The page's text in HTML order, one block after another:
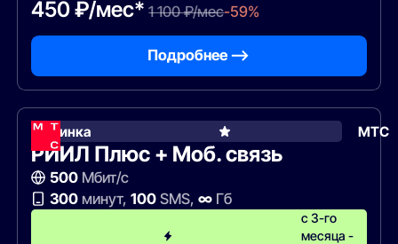
450 ₽/мес* 1 100 ₽/мес-59%
Подробнее —>
Новинка МТС
РИИЛ Плюс + Моб. связь
500Мбит/с
300минут, 100SMS, ∞Гб
с 3-го
месяца -